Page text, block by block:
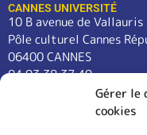
Gérer le
cookies
CANNES UNIVERSITÉ
10 B avenue de Vallauris
Pôle culturel Cannes
06400 CANNES
04 93 38 37 49
contact@cannes-